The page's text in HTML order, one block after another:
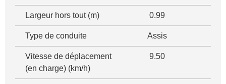
Largeur hors tout (m) 0.99
Type de conduite Assis
Vitesse de déplacement
(en charge) (km/h)
9.50